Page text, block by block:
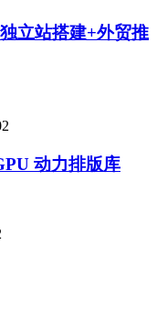
立站搭建+外贸推
动力排版库